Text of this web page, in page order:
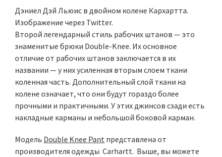
Дэниел Дэй Льюис в двойном колене Кархартта.
Изображение через Twitter.
Второй легендарный стиль рабочих штанов — это
знаменитые брюки Double-Knee. Их основное
отличие от рабочих штанов заключается в их
названии — у них усиленная вторым слоем ткани
коленная часть. Дополнительный слой ткани на
колене означает, что они будут гораздо более
прочными и практичными. У этих джинсов сзади есть
накладные карманы и небольшой боковой карман.
Модель Double Knee Pant представлена от
производителя одежды Carhartt. Выше, вы можете